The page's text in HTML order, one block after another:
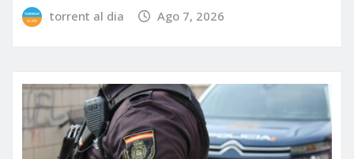
torrent al dia Ago 7, 2026